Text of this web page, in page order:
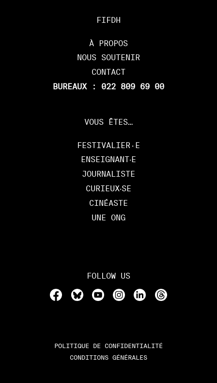
FIFDH
À PROPOS
NOUS SOUTENIR
CONTACT
BUREAUX : 022 809 69 00
VOUS ÊTES…
FESTIVALIER·E
ENSEIGNANT‧E
JOURNALISTE
CURIEUX‧SE
CINÉASTE
UNE ONG
FOLLOW US
POLITIQUE DE CONFIDENTIALITÉ
CONDITIONS GÉNÉRALES